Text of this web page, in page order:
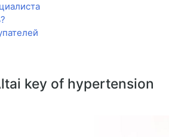
key of hypertension